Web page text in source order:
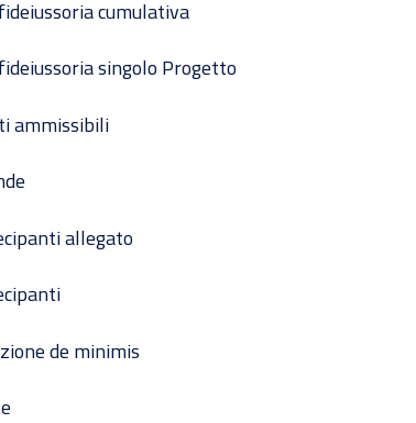
cumulativa
singolo Progetto
ammissibili
allegato
de minimis